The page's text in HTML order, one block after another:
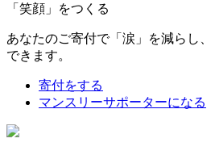
「笑顔」をつくる
あなたのご寄付で「涙」を減らし
できます。
寄付をする
マンスリーサポーターになる